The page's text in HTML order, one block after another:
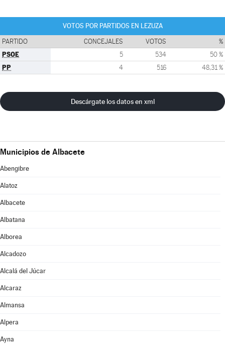
VOTOS POR PARTIDOS EN LEZUZA
PARTIDO CONCEJALES VOTOS %
PSOE 5 534 50 %
PP 4 516 48,31 %
Descárgate los datos en xml
Municipios de Albacete
Abengibre
Alatoz
Albacete
Albatana
Alborea
Alcadozo
Alcalá del Júcar
Alcaraz
Almansa
Alpera
Ayna